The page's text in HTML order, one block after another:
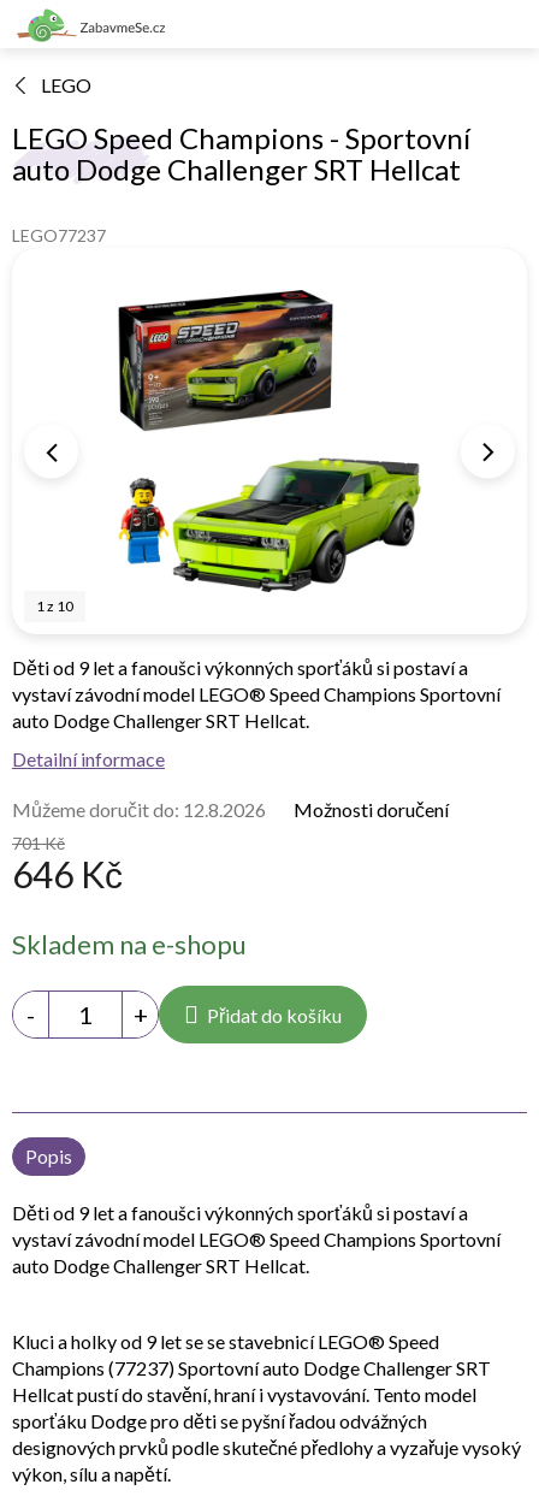
Přejít
na
LEGO
LEGO Speed Champions - Sportovní
auto Dodge Challenger SRT Hellcat
LEGO77237
1z 10
701 Kč
646 Kč
cena:
Skladem na e-shopu
Můžeme doručit do: 12.8.2026 Možnosti doručení
Přidat do košíku
Děti od 9 let a fanoušci výkonných sporťáků si postaví a
vystaví závodní model LEGO® Speed Champions Sportovní
auto Dodge Challenger SRT Hellcat.
Detailní informace
Popis
Děti od 9 let a fanoušci výkonných sporťáků si postaví a
vystaví závodní model LEGO® Speed Champions Sportovní
auto Dodge Challenger SRT Hellcat.
Kluci a holky od 9 let se se stavebnicí LEGO® Speed
Champions (77237) Sportovní auto Dodge Challenger SRT
Hellcat pustí do stavění, hraní i vystavování. Tento model
sporťáku Dodge pro děti se pyšní řadou odvážných
designových prvků podle skutečné předlohy a vyzařuje vysoký
výkon, sílu a napětí.